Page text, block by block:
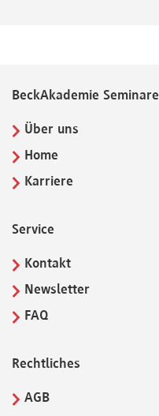
BeckAkademie Seminare
Über uns
Home
Karriere
Service
Kontakt
Newsletter
FAQ
Rechtliches
AGB